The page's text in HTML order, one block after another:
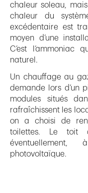
chaleur soleau,
chaleur du
excédentaire est
moyen d’une
C’est l’ammoniac
naturel.
Un chauffage au
demande lors d’un
modules situés
rafraîchissent les
on a choisi de
toilettes. Le toit
photovoltaïque.